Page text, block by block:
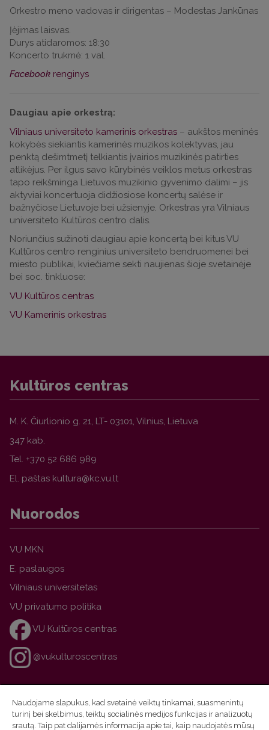
Orkestro meno vadovas ir dirigentas – Modestas Jankūnas
Įėjimas laisvas.
Durys atidaromos: 18:30
Koncerto trukmė: 1 val.
Facebook renginys
Daugiau apie orkestrą:
Vilniaus universiteto kamerinis orkestras – aukštos meninės
kokybės siekiantis kamerinės muzikos kolektyvas, jau
penktą dešimtmetį telkiantis įvairios muzikinės patirties
atlikėjus. Per ilgus savo kūrybinės veiklos metus orkestras
tapo reikšminga Lietuvos muzikinio gyvenimo dalimi – jis
aktyviai koncertuoja didžiosiose koncertų salėse ir
bažnyčiose Lietuvoje bei užsienyje. Orkestras yra Vilniaus
universiteto Kultūros centro dalis.
Noriunčius sužinoti daugiau apie koncertą bei kitus VU
Kultūros centro renginius universiteto bendruomenei bei
miesto publikai, kviečiame sekti naujienas šioje svetainėje
bei soc. tinkluose:
VU Kultūros centras
VU Kamerinis orkestras
Kultūros centras
M. K. Čiurlionio g. 21, LT- 03101, Vilnius, Lietuva
347 kab.
Tel. +370 52 686 989
El. paštas
Nuorodos
VU MKN
E. paslaugos
Vilniaus universitetas
VU privatumo politika
VU Kultūros centras
@vukulturoscentras
Naudojame slapukus, kad svetainė veiktų tinkamai, suasmenintų
turinį bei skelbimus, teiktų socialinės medijos funkcijas ir analizuotų
srautą. Taip pat dalijamės informacija apie tai, kaip naudojatės mūsų